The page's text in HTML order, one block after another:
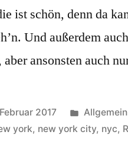
ist schön, denn da
Und außerdem
ansonsten auch
2017
unter
Allgemein
york, new york city, nyc,